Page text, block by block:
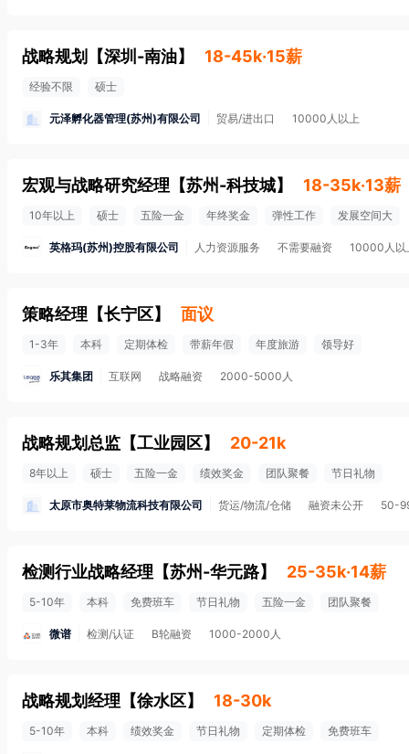
战略规划 【深圳-南油】 18-45k·15薪
经验不限 硕士
元泽孵化器管理(苏州)有限公司 贸易/进出口 10000人以上
宏观与战略研究经理 【苏州-科技城】 18-35k·13薪
10年以上 硕士 五险一金 年终奖金 弹性工作 发展空间大
英格玛(苏州)控股有限公司 人力资源服务 不需要融资 10000人以
策略经理 【长宁区】 面议
1-3年 本科 定期体检 带薪年假 年度旅游 领导好
乐其集团 互联网 战略融资 2000-5000人
战略规划总监 【工业园区】 20-21k
8年以上 硕士 五险一金 绩效奖金 团队聚餐 节日礼物
太原市奥特莱物流科技有限公司 货运/物流/仓储 融资未公开 50-
检测行业战略经理 【苏州-华元路】 25-35k·14薪
5-10年 本科 免费班车 节日礼物 五险一金 团队聚餐
微谱 检测/认证 B轮融资 1000-2000人
战略规划经理 【徐水区】 18-30k
5-10年 本科 绩效奖金 节日礼物 定期体检 免费班车